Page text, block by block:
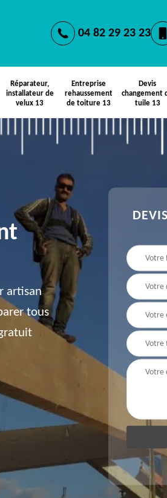
04 82 29 23 23
Réparateur,
installateur de
velux 13
Entreprise
rehaussement
de toiture 13
Devis
changement
tuile 13
artisan
tous